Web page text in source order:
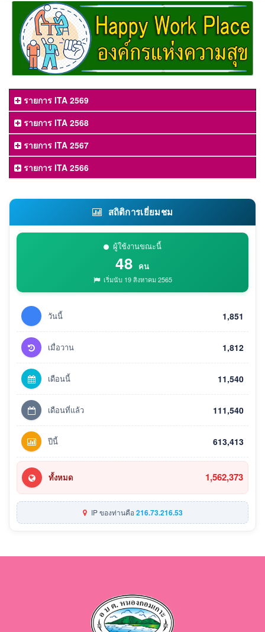
รายการ ITA 2569
รายการ ITA 2568
รายการ ITA 2567
รายการ ITA 2566
สถิติการเยี่ยมชม
ผู้ใช้งานขณะนี้
48 คน
เริ่มนับ 19 สิงหาคม 2565
วันนี้ 1,851
เมื่อวาน 1,812
เดือนนี้ 11,540
เดือนที่แล้ว 111,540
ปีนี้ 613,413
ทั้งหมด 1,562,373
IP ของท่านคือ216.73.216.53